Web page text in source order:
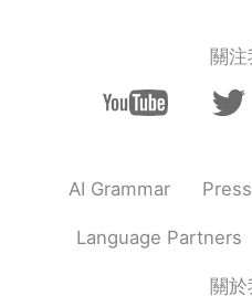
關注
AI Grammar
Language Partners
關於